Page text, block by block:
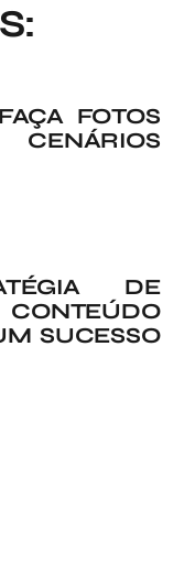
FOTOS
DE
SUCESSO